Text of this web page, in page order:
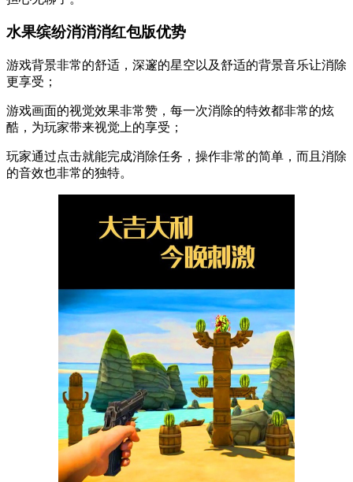
水果缤纷消消消红包版优势
游戏背景非常的舒适，深邃的星空以及舒适的背景音乐让消除
更享受；
游戏画面的视觉效果非常赞，每一次消除的特效都非常的炫
酷，为玩家带来视觉上的享受；
玩家通过点击就能完成消除任务，操作非常的简单，而且消除
的音效也非常的独特。